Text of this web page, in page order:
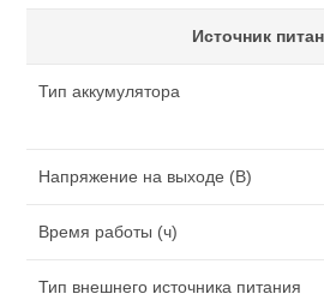
Источник
Тип аккумулятора
Напряжение на выходе (В)
Время работы (ч)
Тип внешнего источника питания